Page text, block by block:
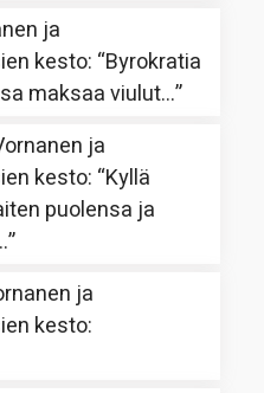
ja
kesto: “Byrokratia
maksaa viulut…”
ja
kesto: “Kyllä
puolensa ja
”
ja
kesto: